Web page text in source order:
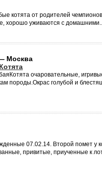
котята от родителей
хорошо уживаются с
Москва
очаровательные,
породы.Окрас голубой и
07.02.14. Второй помет у
привитые, приученные к